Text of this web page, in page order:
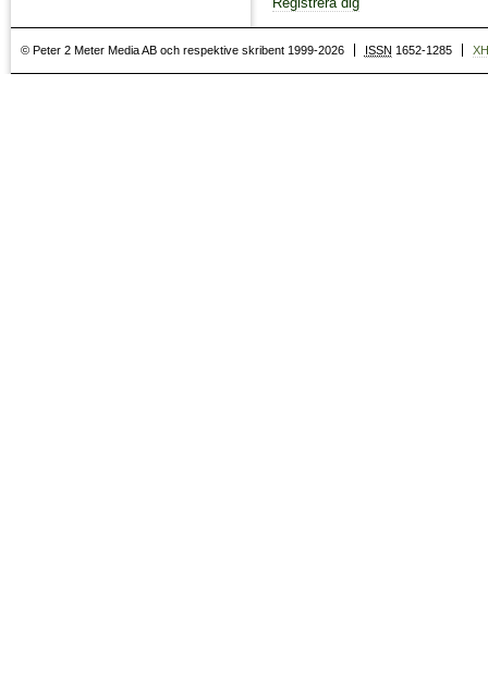
© Peter 2 Meter Media AB och respektive skribent 1999-2026 ISSN 1652-1285